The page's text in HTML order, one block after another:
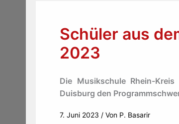
Schüler aus
2023
Die Musikschule Rhein-
Duisburg den
7. Juni 2023 / Von P. Basarir